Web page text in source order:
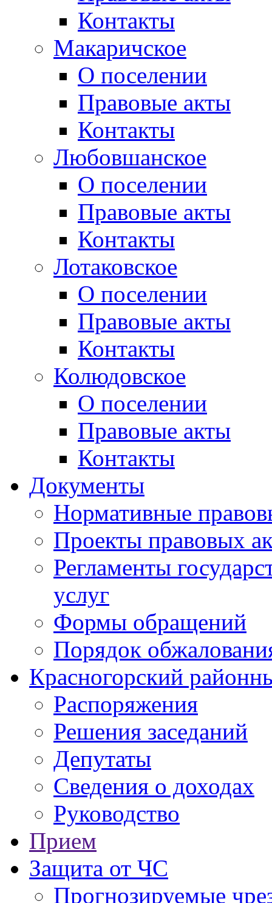
Контакты
Макаричское
О поселении
Правовые акты
Контакты
Любовшанское
О поселении
Правовые акты
Контакты
Лотаковское
О поселении
Правовые акты
Контакты
Колюдовское
О поселении
Правовые акты
Контакты
Документы
Нормативные
Проекты правовых
Регламенты
услуг
Формы обращений
Порядок
Красногорский
Распоряжения
Решения заседаний
Депутаты
Сведения о доходах
Руководство
Прием
Защита от ЧС
Прогнозируемые